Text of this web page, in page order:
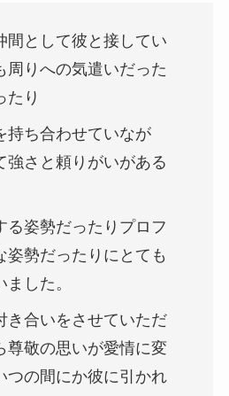
間として彼と接してい
周りへの気遣いだった
たり
持ち合わせていなが
強さと頼りがいがある
る姿勢だったりプロフ
姿勢だったりにとても
した。
き合いをさせていただ
尊敬の思いが愛情に変
つの間にか彼に引かれ